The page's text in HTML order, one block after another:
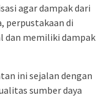
agar dampak dari
perpustakaan di
dan memiliki dampak
ini sejalan dengan
sumber daya